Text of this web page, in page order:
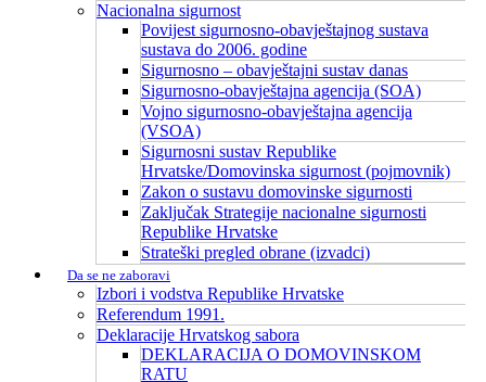
Nacionalna sigurnost
Povijest sigurnosno-obavještajnog sustava
sustava do 2006. godine
Sigurnosno – obavještajni sustav danas
Sigurnosno-obavještajna agencija (SOA)
Vojno sigurnosno-obavještajna agencija
(VSOA)
Sigurnosni sustav Republike
Hrvatske/Domovinska sigurnost (pojmovnik)
Zakon o sustavu domovinske sigurnosti
Zaključak Strategije nacionalne sigurnosti
Republike Hrvatske
Strateški pregled obrane (izvadci)
Da se ne zaboravi
Izbori i vodstva Republike Hrvatske
Referendum 1991.
Deklaracije Hrvatskog sabora
DEKLARACIJA O DOMOVINSKOM
RATU